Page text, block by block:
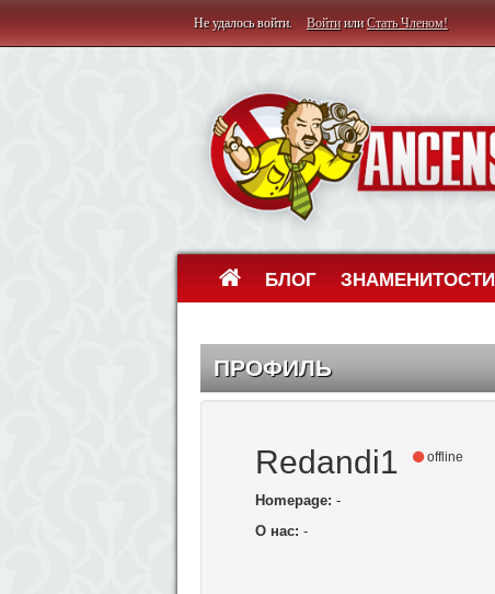
Не удалось войти. ВойтиилиСтать Членом!
БЛОГ ЗНАМЕНИТОСТИ
ПРОФИЛЬ
Redandi1 offline
Homepage: -
О нас: -